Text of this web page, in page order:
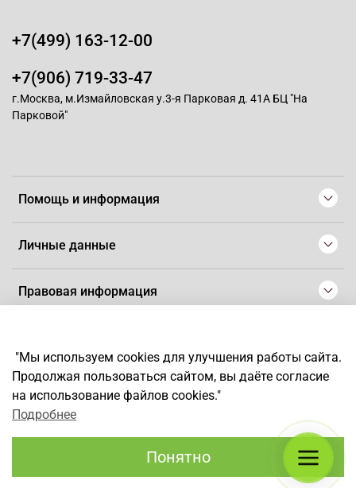
Помощь и информация
Личные данные
Правовая информация
+7(499) 163-12-00
+7(906) 719-33-47
г.Москва, м.Измайловская у.3-я Парковая д. 41А БЦ "На
Парковой"
*Любое использование контента без письменного разрешения
запрещено
"Мы используем cookies для улучшения работы сайта.
Продолжая пользоваться сайтом, вы даёте согласие
на использование файлов cookies."
Подробнее
Понятно